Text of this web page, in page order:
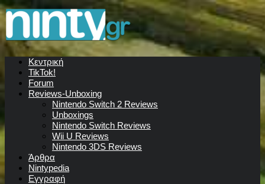
Κεντρική
TikTok!
Forum
Reviews-Unboxing
Nintendo Switch 2 Reviews
Unboxings
Nintendo Switch Reviews
Wii U Reviews
Nintendo 3DS Reviews
Άρθρα
Nintypedia
Εγγραφή